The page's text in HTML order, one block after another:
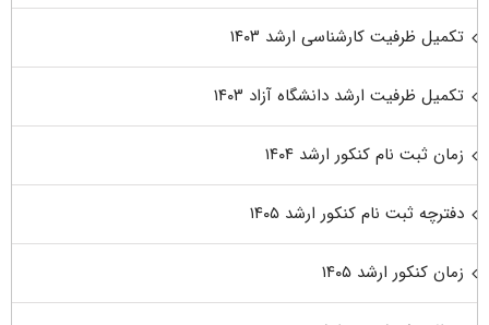
تکمیل ظرفیت کارشناسی ارشد ۱۴۰۳
تکمیل ظرفیت ارشد دانشگاه آزاد ۱۴۰۳
زمان ثبت نام کنکور ارشد ۱۴۰۴
دفترچه ثبت نام کنکور ارشد ۱۴۰۵
زمان کنکور ارشد ۱۴۰۵